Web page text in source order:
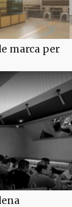
marca per